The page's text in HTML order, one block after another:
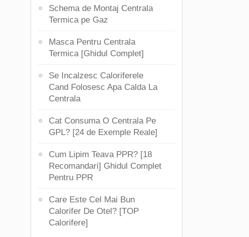
Schema de Montaj Centrala
Termica pe Gaz
Masca Pentru Centrala
Termica [Ghidul Complet]
Se Incalzesc Caloriferele
Cand Folosesc Apa Calda La
Centrala
Cat Consuma O Centrala Pe
GPL? [24 de Exemple Reale]
Cum Lipim Teava PPR? [18
Recomandari] Ghidul Complet
Pentru PPR
Care Este Cel Mai Bun
Calorifer De Otel? [TOP
Calorifere]